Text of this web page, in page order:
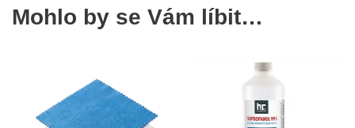
Mohlo by se Vám líbit…